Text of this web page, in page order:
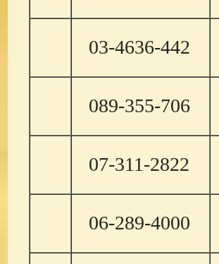
03-4636-442
089-355-706
07-311-2822
06-289-4000